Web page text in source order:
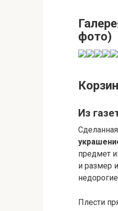
фото)
Из
предмет
и размер
Плести